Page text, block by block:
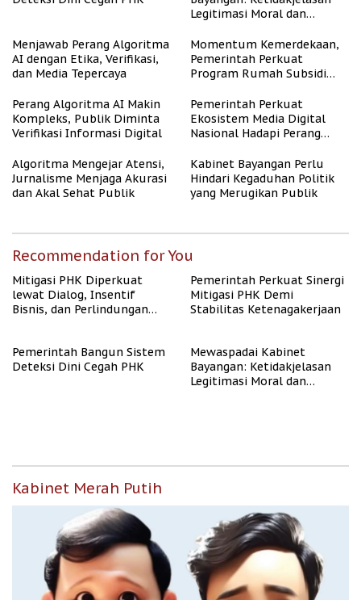
Legitimasi Moral dan
Menjawab Perang Algoritma
AI dengan Etika, Verifikasi,
dan Media Tepercaya
Momentum Kemerdekaan,
Pemerintah Perkuat
Program Rumah Subsidi
Berpenghasilan Rendah
Perang Algoritma AI Makin
Kompleks, Publik Diminta
Verifikasi Informasi Digital
Pemerintah Perkuat
Ekosistem Media Digital
Nasional Hadapi Perang
Algoritma Mengejar Atensi,
Jurnalisme Menjaga Akurasi
dan Akal Sehat Publik
Kabinet Bayangan Perlu
Hindari Kegaduhan Politik
yang Merugikan Publik
Recommendation for You
Mitigasi PHK Diperkuat
lewat Dialog, Insentif
Bisnis, dan Perlindungan
Pemerintah Perkuat Sinergi
Mitigasi PHK Demi
Stabilitas Ketenagakerjaan
Pemerintah Bangun Sistem
Deteksi Dini Cegah PHK
Mewaspadai Kabinet
Bayangan: Ketidakjelasan
Legitimasi Moral dan
Kabinet Merah Putih